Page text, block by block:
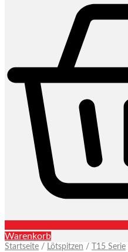
Warenkorb
Startseite / Lötspitzen / T15 Serie